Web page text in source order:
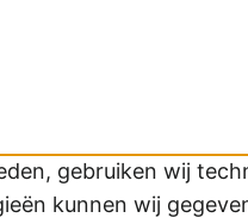
gebruiken wij
kunnen wij